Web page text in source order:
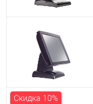
Скидка 10%